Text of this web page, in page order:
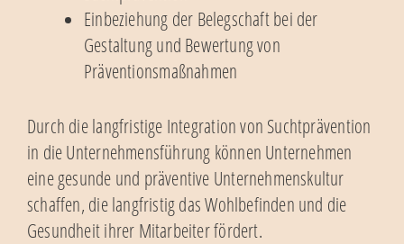
Einbeziehung der Belegschaft bei der
Gestaltung und Bewertung von
Präventionsmaßnahmen
Durch die langfristige Integration von Suchtprävention
in die Unternehmensführung können Unternehmen
eine gesunde und präventive Unternehmenskultur
schaffen, die langfristig das Wohlbefinden und die
Gesundheit ihrer Mitarbeiter fördert.